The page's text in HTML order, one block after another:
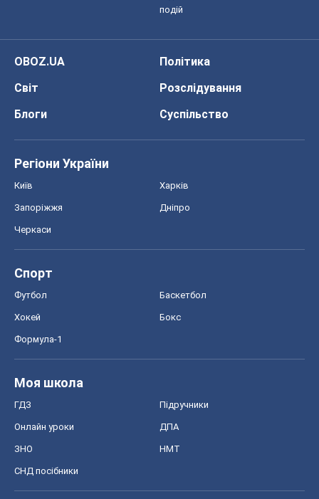
подій
OBOZ.UA
Політика
Світ
Розслідування
Блоги
Суспільство
Регіони України
Київ Харків
Запоріжжя Дніпро
Черкаси
Спорт
Футбол Баскетбол
Хокей Бокс
Формула-1
Моя школа
ГДЗ Підручники
Онлайн уроки ДПА
ЗНО НМТ
СНД посібники